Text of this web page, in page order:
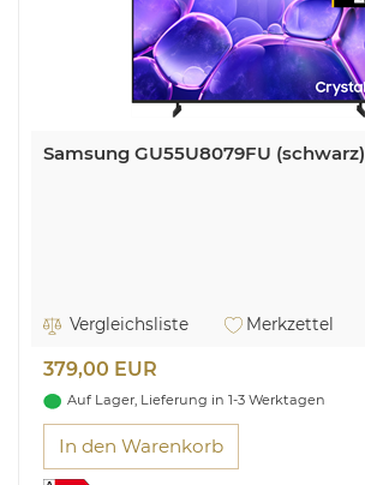
Samsung GU55U8079FU (schwarz)
Vergleichsliste Merkzettel
379,00 EUR
Auf Lager, Lieferung in 1-3 Werktagen
In den Warenkorb